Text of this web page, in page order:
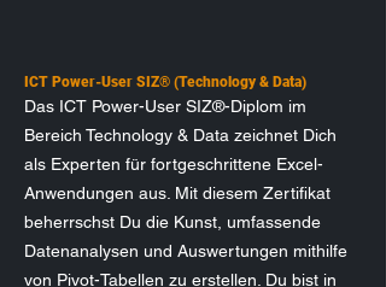
ICT Power-User SIZ® (Technology & Data)
Das ICT Power-User SIZ®-Diplom im
Bereich Technology & Data zeichnet Dich
als Experten für fortgeschrittene Excel-
Anwendungen aus. Mit diesem Zertifikat
beherrschst Du die Kunst, umfassende
Datenanalysen und Auswertungen mithilfe
von Pivot-Tabellen zu erstellen. Du bist in